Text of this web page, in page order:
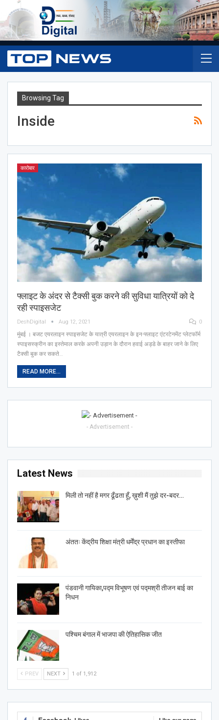
Browsing Tag
Inside
कारोबार
फ्लाइट के अंदर से टैक्सी बुक करने की सुविधा यात्रियों को दे
रही स्पाइसजेट
DeshDigital Aug 12, 2021 0
मुंबई । बजट एयरलाइन स्पाइसजेट के यात्री एयरलाइन के इन-फ्लाइट एंटरटेनमेंट प्लेटफॉर्म
स्पाइसस्क्रीन का इस्तेमाल करके अपनी उड़ान के दौरान हवाई अड्डे के बाहर जाने के लिए
टैक्सी बुक कर सकते…
READ MORE...
- Advertisement -
Latest News
मिली तो नहीं है मगर ढूँढता हूँ, ख़ुशी मैं तुझे दर-बदर…
अंततः केंद्रीय शिक्षा मंत्री धर्मेंद्र प्रधान का इस्तीफा
पंडवानी गायिका,पद्म विभूषण एवं पद्मश्री तीजन बाई का
निधन
पश्चिम बंगाल में भाजपा की ऐतिहासिक जीत
PREV NEXT 1 of 1,912